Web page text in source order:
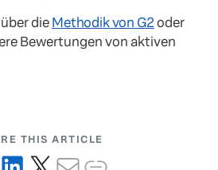
dieMethodik von G2oder
Bewertungen von aktiven
THIS ARTICLE